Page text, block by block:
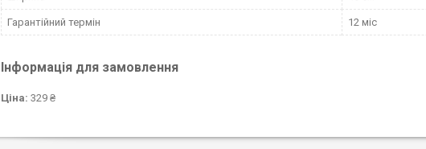
Гарантійний термін 12 міс
Інформація для замовлення
Ціна: 329 ₴